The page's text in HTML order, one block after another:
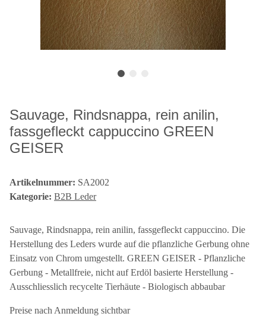
Sauvage, Rindsnappa, rein anilin,
fassgefleckt cappuccino GREEN
GEISER
Artikelnummer: SA2002
Kategorie: B2B Leder
Sauvage, Rindsnappa, rein anilin, fassgefleckt cappuccino. Die
Herstellung des Leders wurde auf die pflanzliche Gerbung ohne
Einsatz von Chrom umgestellt. GREEN GEISER - Pflanzliche
Gerbung - Metallfreie, nicht auf Erdöl basierte Herstellung -
Ausschliesslich recycelte Tierhäute - Biologisch abbaubar
Preise nach Anmeldung sichtbar